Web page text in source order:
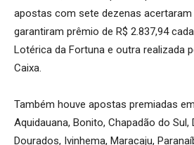
apostas com sete dezenas
garantiram prêmio de R$ 2.837,94
Lotérica da Fortuna e outra realizada
Caixa.
Também houve apostas premiadas
Aquidauana, Bonito, Chapadão do
Dourados, Ivinhema, Maracaju,